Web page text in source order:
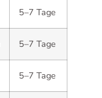
5–7 Tage
5–7 Tage
5–7 Tage